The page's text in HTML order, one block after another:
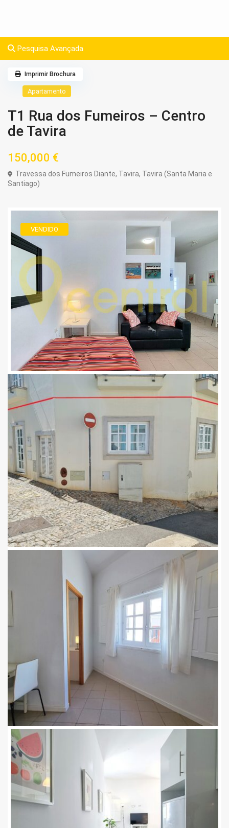
Pesquisa Avançada
Apartamento
T1 Rua dos Fumeiros – Centro
de Tavira
150,000 €
Travessa dos Fumeiros Diante, Tavira, Tavira (Santa Maria e
Santiago)
Imprimir Brochura
VENDIDO